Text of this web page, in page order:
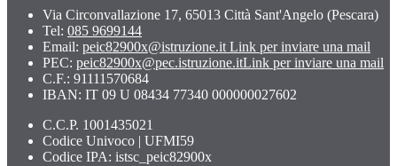
Via Circonvallazione 17, 65013 Città Sant'Angelo (Pescara)
Tel: 085 9699144
Email: peic82900x@istruzione.it Link per inviare una mail
PEC: peic82900x@pec.istruzione.itLink per inviare una mail
C.F.: 91111570684
IBAN: IT 09 U 08434 77340 000000027602
C.C.P. 1001435021
Codice Univoco | UFMI59
Codice IPA: istsc_peic82900x